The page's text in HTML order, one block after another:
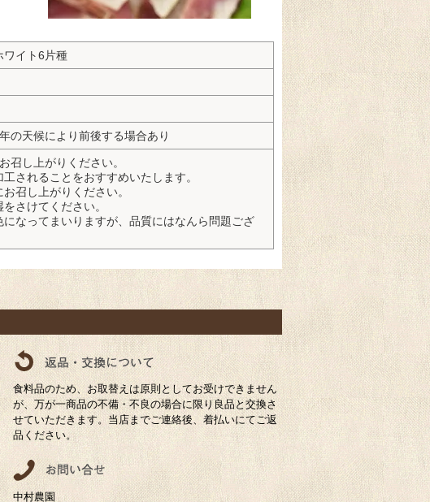
イト6片種
の天候により前後する場合あり
召し上がりください。
されることをおすすめいたします。
召し上がりください。
さけてください。
なってまいりますが、品質にはなんら問題ござ
食料品のため、お取替えは原則としてお受けできません
が、万が一商品の不備・不良の場合に限り良品と交換さ
せていただきます。当店までご連絡後、着払いにてご返
品ください。
中村農園